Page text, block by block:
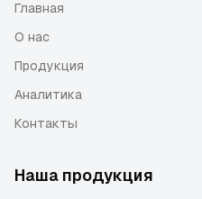
Главная
О нас
Продукция
Аналитика
Контакты
Наша продукция